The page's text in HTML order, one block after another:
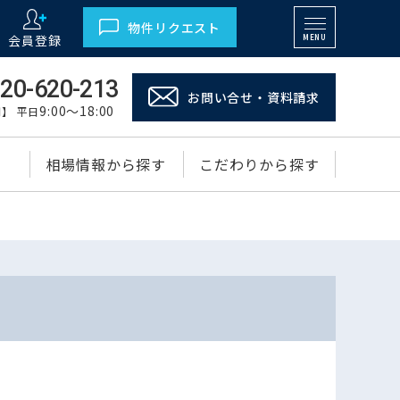
会員登録
物件リクエスト
MENU
620-213
平日9:00～18:00
お問い合せ・資料請求
相場情報から探す こだわりから探す